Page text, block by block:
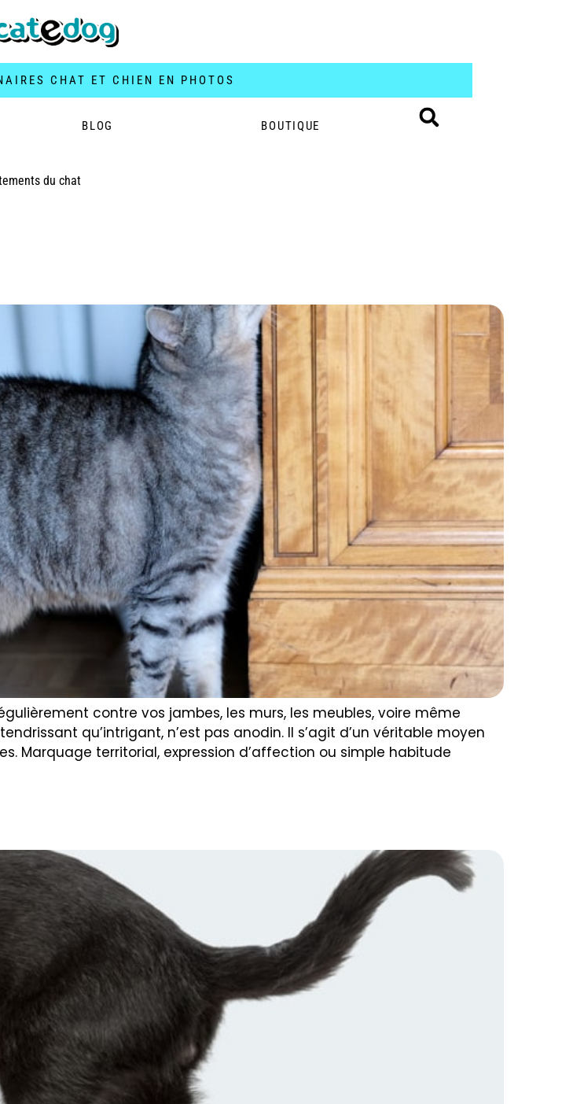
CHAT ET CHIEN EN PHOTOS
BLOG BOUTIQUE
du chat
contre vos jambes, les murs, les meubles, voire même
qu’intrigant, n’est pas anodin. Il s’agit d’un véritable moyen
Marquage territorial, expression d’affection ou simple habitude